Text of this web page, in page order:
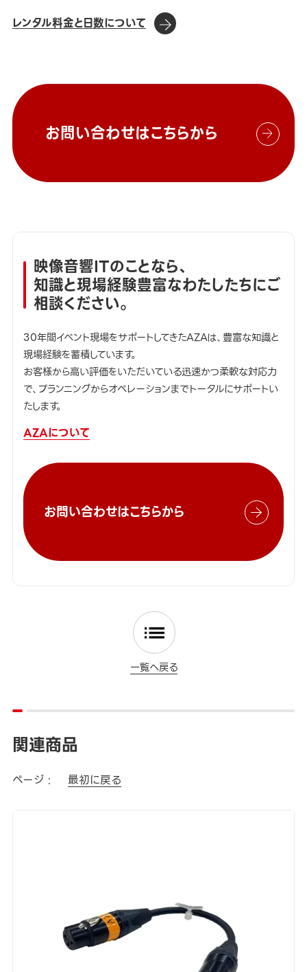
レンタル料金と日数について
お問い合わせはこちらから
映像音響ITのことなら、
知識と現場経験豊富なわたしたちにご
相談ください。
30年間イベント現場をサポートしてきたAZAは、豊富な知識と
現場経験を蓄積しています。
お客様から高い評価をいただいている迅速かつ柔軟な対応力
で、プランニングからオペレーションまでトータルにサポートい
たします。
AZAについて
お問い合わせはこちらから
一覧へ戻る
関連商品
ページ : 最初に戻る